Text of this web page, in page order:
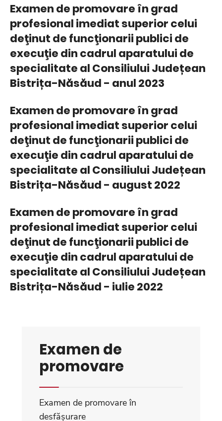
Examen de promovare în grad
profesional imediat superior celui
deţinut de funcţionarii publici de
execuţie din cadrul aparatului de
specialitate al Consiliului Județean
Bistrița-Năsăud - anul 2023
Examen de promovare în grad
profesional imediat superior celui
deţinut de funcţionarii publici de
execuţie din cadrul aparatului de
specialitate al Consiliului Județean
Bistrița-Năsăud - august 2022
Examen de promovare în grad
profesional imediat superior celui
deţinut de funcţionarii publici de
execuţie din cadrul aparatului de
specialitate al Consiliului Județean
Bistrița-Năsăud - iulie 2022
Examen de
promovare
Examen de promovare în
desfășurare